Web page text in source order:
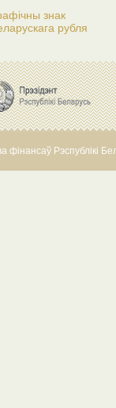
знак
рубля
фінансаў Рэспублікі